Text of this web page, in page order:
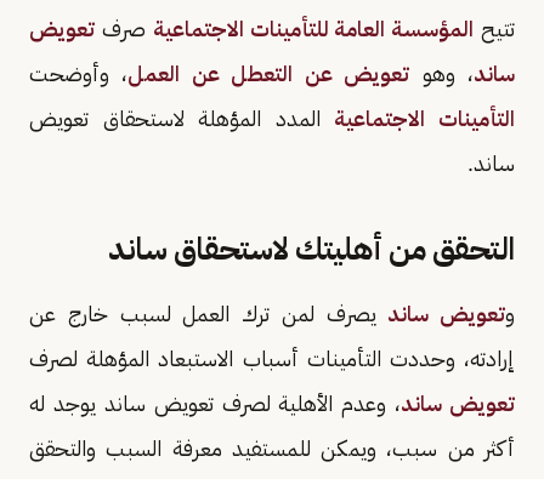
تتيح المؤسسة العامة للتأمينات الاجتماعية صرف تعويض
ساند، وهو تعويض عن التعطل عن العمل، وأوضحت
التأمينات الاجتماعية المدد المؤهلة لاستحقاق تعويض
ساند.
التحقق من أهليتك لاستحقاق ساند
وتعويض ساند يصرف لمن ترك العمل لسبب خارج عن
إرادته، وحددت التأمينات أسباب الاستبعاد المؤهلة لصرف
تعويض ساند، وعدم الأهلية لصرف تعويض ساند يوجد له
أكثر من سبب، ويمكن للمستفيد معرفة السبب والتحقق